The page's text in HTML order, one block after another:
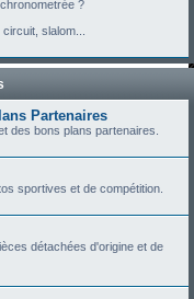
?
slalom...
Partenaires
des bons plans partenaires.
sportives et de compétition.
détachées d'origine et de